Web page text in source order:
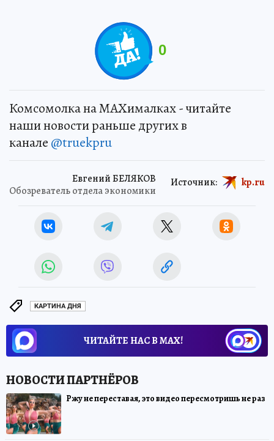
0
Комсомолка на MAXималках - читайте
наши новости раньше других в
канале @truekpru
Евгений БЕЛЯКОВ
Обозреватель отдела экономики
Источник: kp.ru
КАРТИНА ДНЯ
ЧИТАЙТЕ НАС В МАХ!
Ржу не переставая, это видео пересмотришь не раз